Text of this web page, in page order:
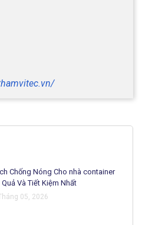
Chống Nóng Cho nhà container
Quả Và Tiết Kiệm Nhất
05, 2026